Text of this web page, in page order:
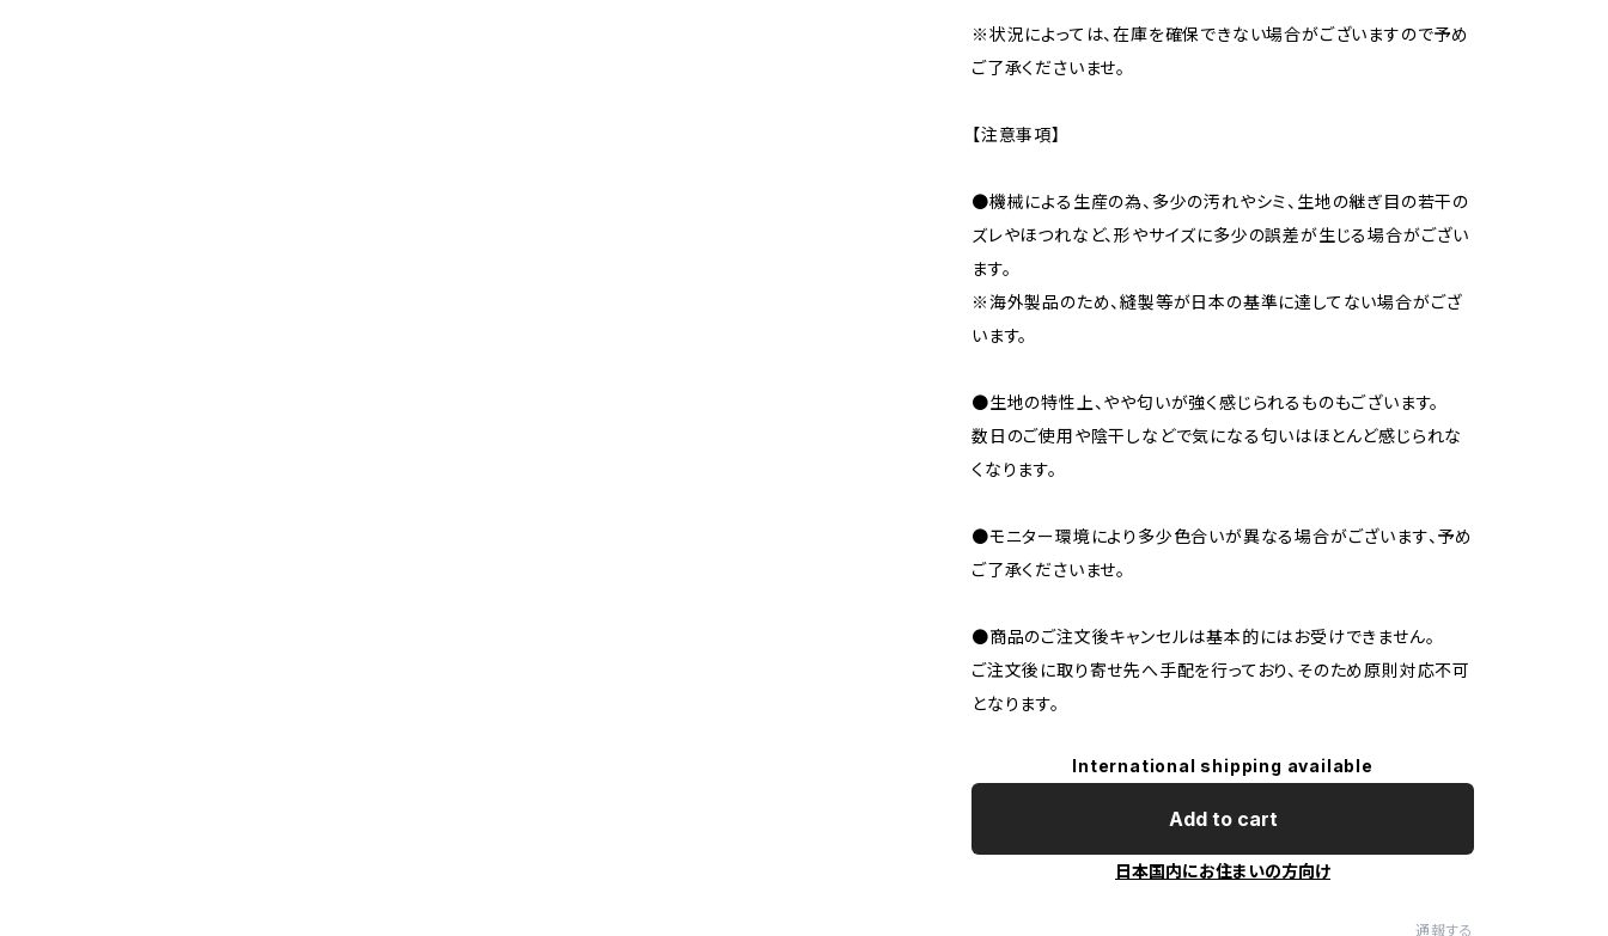
※状況によっては、在庫を確保できない場合がございますので予め
ご了承くださいませ。
【注意事項】
●機械による生産の為、多少の汚れやシミ、生地の継ぎ目の若干の
ズレやほつれなど、形やサイズに多少の誤差が生じる場合がござい
ます。
※海外製品のため、縫製等が日本の基準に達してない場合がござ
います。
●生地の特性上、やや匂いが強く感じられるものもございます。
数日のご使用や陰干しなどで気になる匂いはほとんど感じられな
くなります。
●モニター環境により多少色合いが異なる場合がございます、予め
ご了承くださいませ。
●商品のご注文後キャンセルは基本的にはお受けできません。
ご注文後に取り寄せ先へ手配を行っており、そのため原則対応不可
となります。
International shipping available
Add to cart
日本国内にお住まいの方向け
通報する